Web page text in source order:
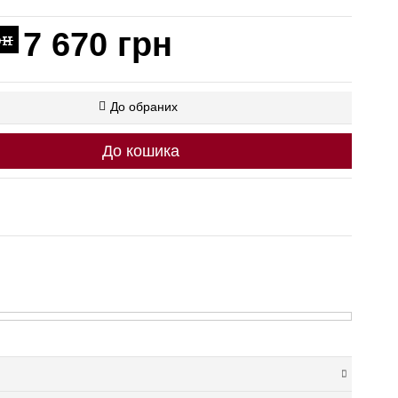
7 670 грн
До обраних
До кошика